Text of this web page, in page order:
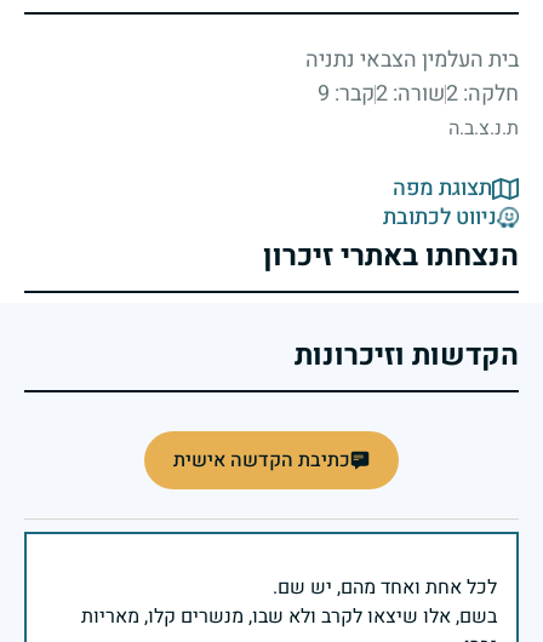
בית העלמין הצבאי נתניה
חלקה: 2
שורה: 2 קבר: 9
ת.נ.צ.ב.ה
תצוגת מפה
ניווט לכתובת
הנצחתו באתרי זיכרון
הקדשות וזיכרונות
כתיבת הקדשה אישית
בשם, אלו שיצאו לקרב ולא שבו, מנשרים קלו, מאריות